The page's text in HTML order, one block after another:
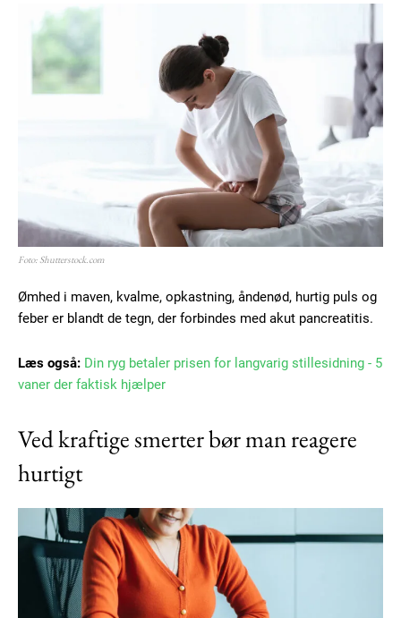
Foto: Shutterstock.com
Ømhed i maven, kvalme, opkastning, åndenød, hurtig puls og
feber er blandt de tegn, der forbindes med akut pancreatitis.
Læs også: Din ryg betaler prisen for langvarig stillesidning - 5
vaner der faktisk hjælper
Ved kraftige smerter bør man reagere
hurtigt